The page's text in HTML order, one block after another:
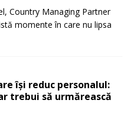
Country Managing Partner
momente în care nu lipsa
își reduc personalul:
trebui să urmărească